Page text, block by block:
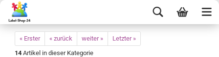
« Erster « zurück weiter »
Letzter »
14 Artikel in dieser Kategorie